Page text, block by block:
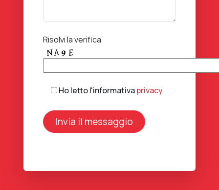
Risolvi la verifica
Ho letto l'informativaprivacy